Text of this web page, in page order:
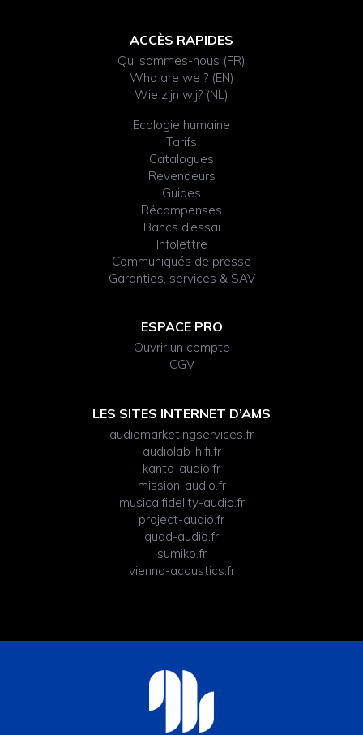
ACCÈS RAPIDES
Qui sommes-nous (FR)
Who are we ? (EN)
Wie zijn wij? (NL)
Ecologie humaine
Tarifs
Catalogues
Revendeurs
Guides
Récompenses
Bancs d’essai
Infolettre
Communiqués de presse
Garanties, services & SAV
ESPACE PRO
Ouvrir un compte
CGV
LES SITES INTERNET D’AMS
audiomarketingservices.fr
audiolab-hifi.fr
kanto-audio.fr
mission-audio.fr
musicalfidelity-audio.fr
project-audio.fr
quad-audio.fr
sumiko.fr
vienna-acoustics.fr